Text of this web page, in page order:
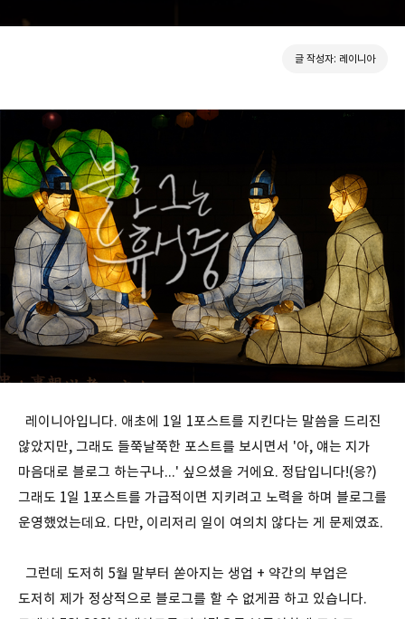
글 작성자: 레이니아
레이니아입니다. 애초에 1일 1포스트를 지킨다는 말씀을 드리진
않았지만, 그래도 들쭉날쭉한 포스트를 보시면서 '아, 얘는 지가
마음대로 블로그 하는구나...' 싶으셨을 거에요. 정답입니다!(응?)
그래도 1일 1포스트를 가급적이면 지키려고 노력을 하며 블로그를
운영했었는데요. 다만, 이리저리 일이 여의치 않다는 게 문제였죠.
그런데 도저히 5월 말부터 쏟아지는 생업 + 약간의 부업은
도저히 제가 정상적으로 블로그를 할 수 없게끔 하고 있습니다.